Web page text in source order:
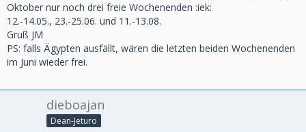
Oktober nur noch drei freie Wochenenden :iek:
12.-14.05., 23.-25.06. und 11.-13.08.
Gruß JM
PS: falls Ägypten ausfällt, wären die letzten beiden Wochenenden
im Juni wieder frei.
dieboajan
Dean-Jeturo